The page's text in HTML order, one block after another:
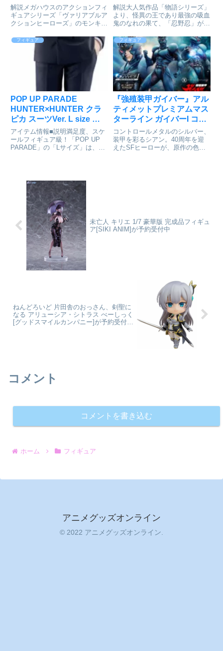
覇気Ver. アクションフィギ
ュア[メガハウス]が予約受
付開始
解説メガハウスのアクションフィ
ギュアシリーズ「ヴァリアブルア
クションヒーローズ」のモンキ
場。魅力ある造形再現とリアルな
塗装で武装色の覇気を再現。新た
な表情パーツも付属し、迫力のあ
るバトルシーンを再現可能です。
解説大人気作品「物語シリーズ」
より、怪異の王であり最強の吸血
鬼のなれの果て、「忍野忍」が、
忍のチャームポイントである流れ
るような美しい金髪、髪をかきあ
げる仕草、そして挑発的な表情ま
で、イラストの魅力を忠実に再
現...
フィギュア
POP UP PARADE
HUNTER×HUNTER クラ
ピカ スーツVer. L size 完
成品フィギュア[グッドス
マイルカンパニー]が予約
受付中
アイテム情報■説明満足度、スケ
ールフィギュア級！「POP UP
PARADE」の「Lサイズ」は、フ
220mmHUNTER×HUNTER_POP
フィギュア
『強殖装甲ガイバー』​アル
ティメットプレミアムマス
ターライン ガイバーI コミ
ックアートカラーエディシ
ョン アルティメット版が
予約受付開始
コントロールメタルのシルバー、
装甲を彩るシアン。40周年を迎
えたSFヒーローが、原作の色で
未亡人 キリエ 1/7 豪華版 完成品フィギュ
ア[SIKI ANIM]が予約受付中
ねんどろいど 片田舎のおっさん、剣聖に
なる アリューシア・シトラス べーしっく
[グッドスマイルカンパニー]が予約受付開
コメント
コメントを書き込む
ホーム フィギュア
アニメグッズオンライン
© 2022 アニメグッズオンライン.